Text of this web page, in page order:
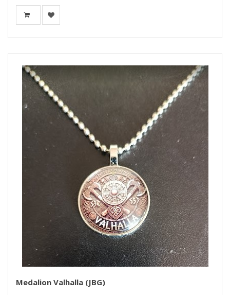
Medalion Valhalla (JBG)